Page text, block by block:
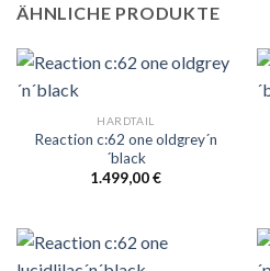
ÄHNLICHE PRODUKTE
HARDTAIL
Reaction c:62 one oldgrey´n
´black
1.499,00€